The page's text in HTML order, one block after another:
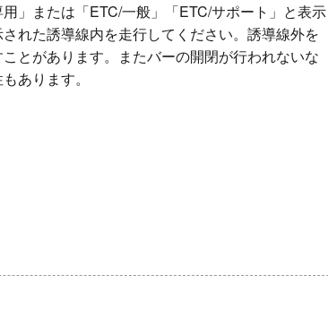
」または「ETC/一般」「ETC/サポート」と表示
れた誘導線内を走行してください。誘導線外を
とがあります。またバーの開閉が行われないな
あります。